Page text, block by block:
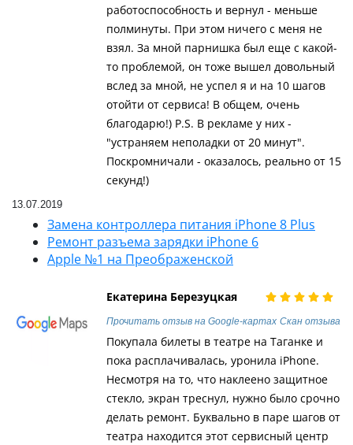
работоспособность и вернул - меньше
полминуты. При этом ничего с меня не
взял. За мной парнишка был еще с какой-
то проблемой, он тоже вышел довольный
вслед за мной, не успел я и на 10 шагов
отойти от сервиса! В общем, очень
благодарю!) P.S. В рекламе у них -
"устраняем неполадки от 20 минут".
Поскромничали - оказалось, реально от 15
секунд!)
13.07.2019
Замена контроллера питания iPhone 8 Plus
Ремонт разъема зарядки iPhone 6
Apple №1 на Преображенской
Екатерина Березуцкая
Прочитать отзыв на Google-картах Скан отзыва
Покупала билеты в театре на Таганке и
пока расплачивалась, уронила iPhone.
Несмотря на то, что наклеено защитное
стекло, экран треснул, нужно было срочно
делать ремонт. Буквально в паре шагов от
театра находится этот сервисный центр